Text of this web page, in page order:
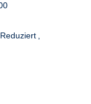
Reduziert